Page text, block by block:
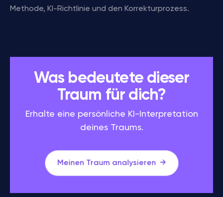
Methode, KI-Richtlinie und den Korrekturprozess.
Was bedeutete dieser
Traum für dich?
Erhalte eine persönliche KI-Interpretation
deines Traums.
Meinen Traum analysieren